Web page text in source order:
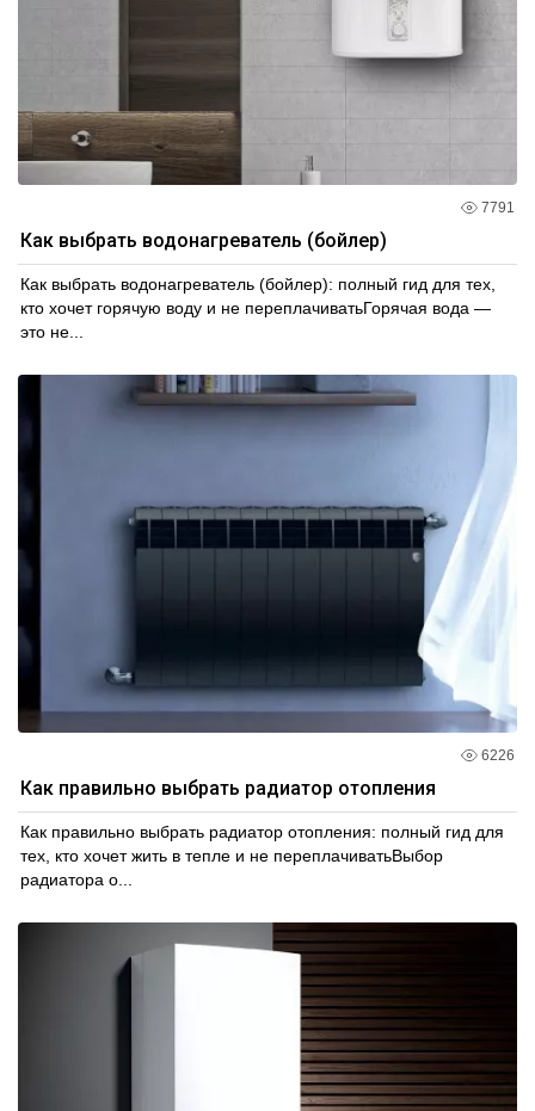
7791
Как выбрать водонагреватель (бойлер)
Как выбрать водонагреватель (бойлер): полный гид для тех,
кто хочет горячую воду и не переплачиватьГорячая вода —
это не...
6226
Как правильно выбрать радиатор отопления
Как правильно выбрать радиатор отопления: полный гид для
тех, кто хочет жить в тепле и не переплачиватьВыбор
радиатора о...